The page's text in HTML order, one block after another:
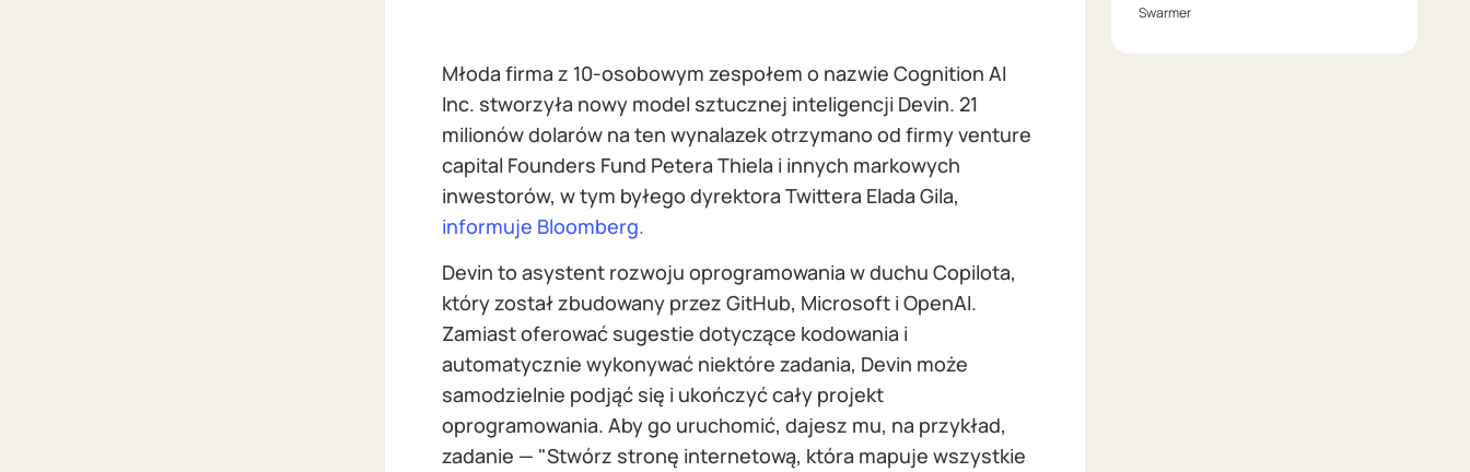
Młoda firma z 10-osobowym zespołem o nazwie Cognition AI
Inc. stworzyła nowy model sztucznej inteligencji Devin. 21
milionów dolarów na ten wynalazek otrzymano od firmy venture
capital Founders Fund Petera Thiela i innych markowych
inwestorów, w tym byłego dyrektora Twittera Elada Gila,
informuje Bloomberg.
Devin to asystent rozwoju oprogramowania w duchu Copilota,
który został zbudowany przez GitHub, Microsoft i OpenAI.
Zamiast oferować sugestie dotyczące kodowania i
automatycznie wykonywać niektóre zadania, Devin może
samodzielnie podjąć się i ukończyć cały projekt
oprogramowania. Aby go uruchomić, dajesz mu, na przykład,
zadanie — "Stwórz stronę internetową, która mapuje wszystkie
Swarmer